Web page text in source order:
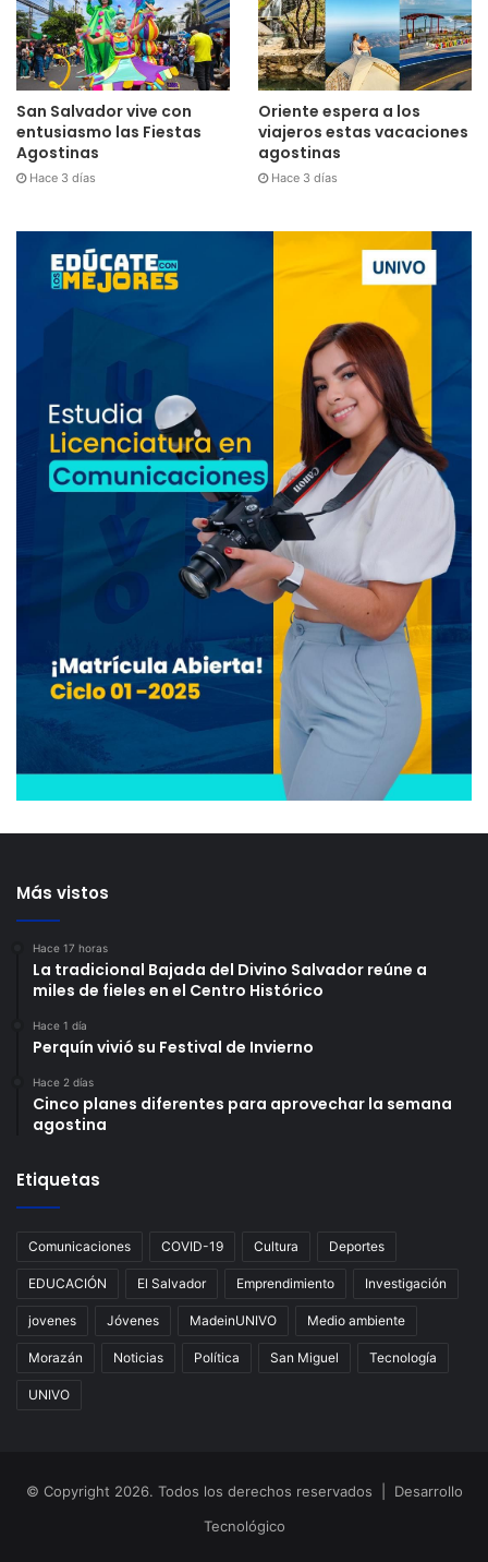
San Salvador vive con
entusiasmo las Fiestas
Agostinas
Hace 3 días
Oriente espera a los
viajeros estas vacaciones
agostinas
Hace 3 días
Más vistos
Hace 17 horas
La tradicional Bajada del Divino Salvador reúne a
miles de fieles en el Centro Histórico
Hace 1 día
Perquín vivió su Festival de Invierno
Hace 2 días
Cinco planes diferentes para aprovechar la semana
agostina
Etiquetas
Comunicaciones COVID-19 Cultura Deportes
EDUCACIÓN El Salvador Emprendimiento Investigación
jovenes Jóvenes MadeinUNIVO Medio ambiente
Morazán Noticias Política San Miguel Tecnología
UNIVO
© Copyright 2026. Todos los derechos reservados | Desarrollo
Tecnológico